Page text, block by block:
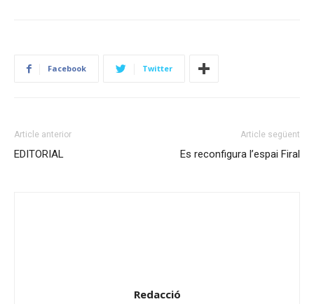
Facebook Twitter
Article anterior
EDITORIAL
Article següent
Es reconfigura l’espai Firal
Redacció